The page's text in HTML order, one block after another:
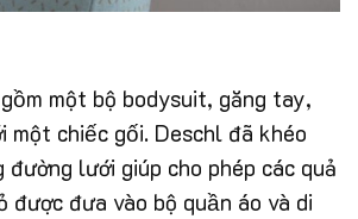
một bộ bodysuit, găng tay,
một chiếc gối. Deschl đã khéo
lưới giúp cho phép các quả
được đưa vào bộ quần áo và di